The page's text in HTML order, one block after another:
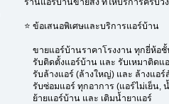
⭐ ข้อเสนอพิเศษและบริการแอร์บ้าน
ขายแอร์บ้านราคาโรงงาน ทุกยี่ห้อ
รับติดตั้งแอร์บ้าน และ รับเหมาติดแ
รับล้างแอร์ (ล้างใหญ่) และ ล้างแอร์
รับซ่อมแอร์ ทุกอาการ (แอร์ไม่เย็น,
ย้ายแอร์บ้าน และ เติมน้ำยาแอร์